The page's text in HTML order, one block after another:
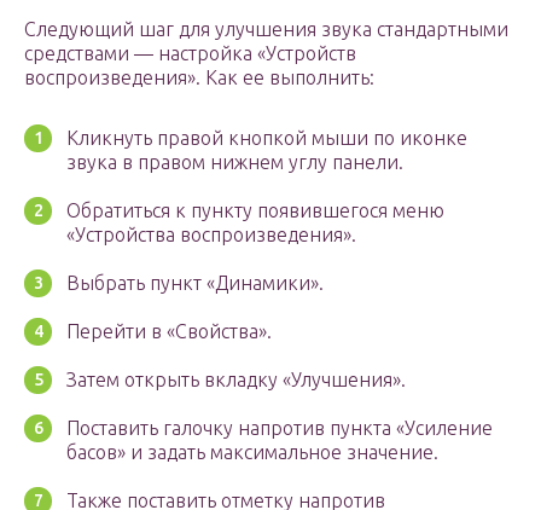
Следующий шаг для улучшения звука стандартными
средствами — настройка «Устройств
воспроизведения». Как ее выполнить:
Кликнуть правой кнопкой мыши по иконке
звука в правом нижнем углу панели.
Обратиться к пункту появившегося меню
«Устройства воспроизведения».
Выбрать пункт «Динамики».
Перейти в «Свойства».
Затем открыть вкладку «Улучшения».
Поставить галочку напротив пункта «Усиление
басов» и задать максимальное значение.
Также поставить отметку напротив